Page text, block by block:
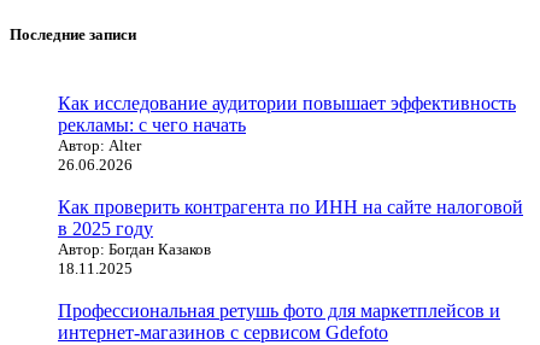
Последние записи
Как исследование аудитории повышает эффективность
рекламы: с чего начать
Автор: Alter
26.06.2026
Как проверить контрагента по ИНН на сайте налоговой
в 2025 году
Автор: Богдан Казаков
18.11.2025
Профессиональная ретушь фото для маркетплейсов и
интернет-магазинов с сервисом Gdefoto